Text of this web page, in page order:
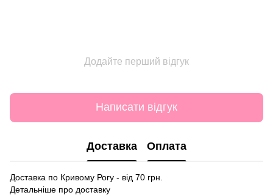
Додайте перший відгук
Написати відгук
Доставка Оплата
Доставка по Кривому Рогу - від 70 грн.
Детальніше про доставку